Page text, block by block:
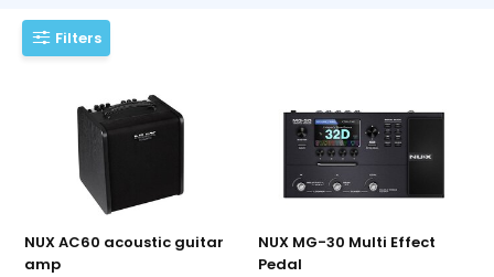
Filters
NUX AC60 acoustic guitar
amp
NUX MG-30 Multi Effect
Pedal